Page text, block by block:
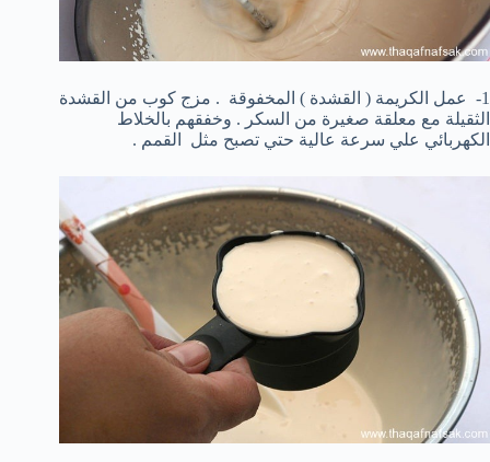
1- عمل الكريمة ( القشدة ) المخفوقة . مزج كوب من القشدة
الثقيلة مع معلقة صغيرة من السكر . وخفقهم بالخلاط
الكهربائي علي سرعة عالية حتي تصبح مثل القمم .